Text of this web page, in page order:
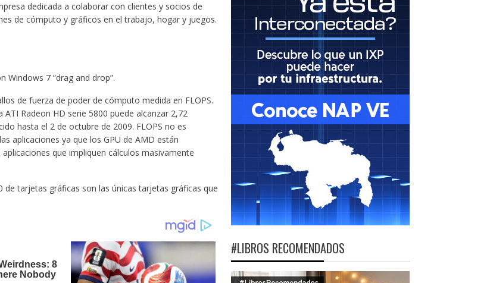
dedicada a colaborar con clientes y socios de
de cómputo y gráficos en el trabajo, hogar y juegos.
7 “drag and drop”.
de fuerza de poder de cómputo medida en FLOPS.
Radeon HD serie 5800 puede alcanzar 2,72
hasta el 2 de octubre de 2009. FLOPS no es
aplicaciones ya que los GPU de AMD están
que impliquen cálculos masivamente
de tarjetas gráficas son las únicas tarjetas gráficas que
#LIBROS RECOMENDADOS